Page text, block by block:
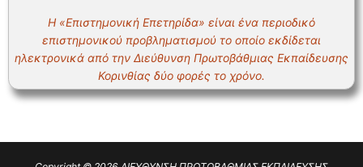
Η «Επιστημονική Επετηρίδα» είναι ένα περιοδικό
επιστημονικού προβληματισμού το οποίο εκδίδεται
ηλεκτρονικά από την Διεύθυνση Πρωτοβάθμιας Εκπαίδευσης
Κορινθίας δύο φορές το χρόνο.